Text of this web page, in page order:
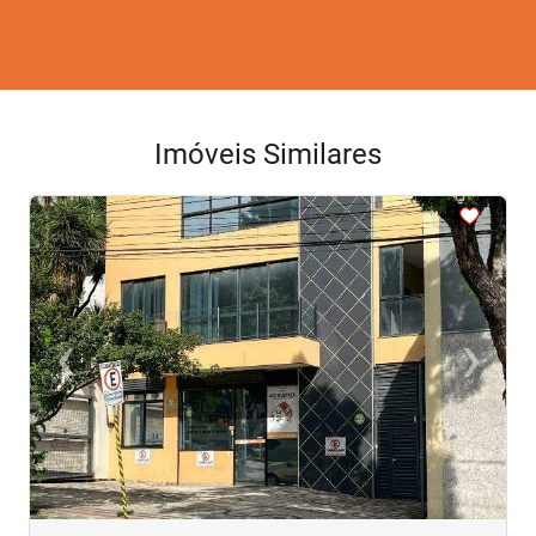
Imóveis Similares
‹Previous ›Next